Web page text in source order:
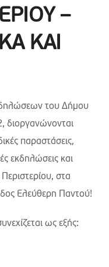
–
ΚΑΙ
του Δήμου
διοργανώνονται
παραστάσεις,
εκδηλώσεις και
στα
Ελεύθερη Παντού!
ως εξής: